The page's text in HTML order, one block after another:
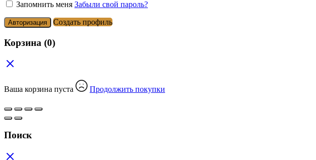
Запомнить меня Забыли свой пароль?
Авторизация Создать профиль
Корзина (0)
Ваша корзина пуста Продолжить покупки
Поиск